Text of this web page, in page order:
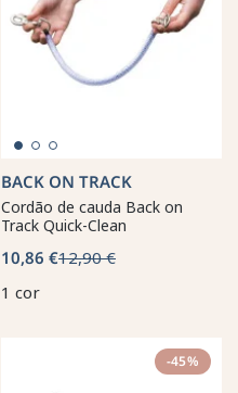
BACK ON TRACK
Cordão de cauda Back on
Track Quick-Clean
10,86 €12,90 €
1 cor
-45%